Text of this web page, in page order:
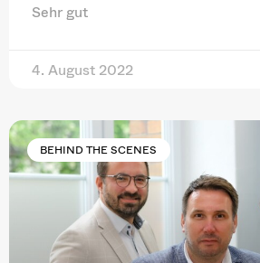
Sehr gut
4. August 2022
BEHIND THE SCENES